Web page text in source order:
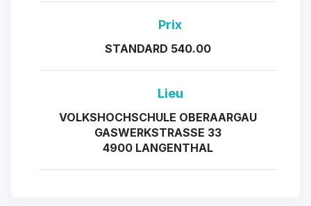
Prix
STANDARD 540.00
Lieu
VOLKSHOCHSCHULE OBERAARGAU
GASWERKSTRASSE 33
4900 LANGENTHAL